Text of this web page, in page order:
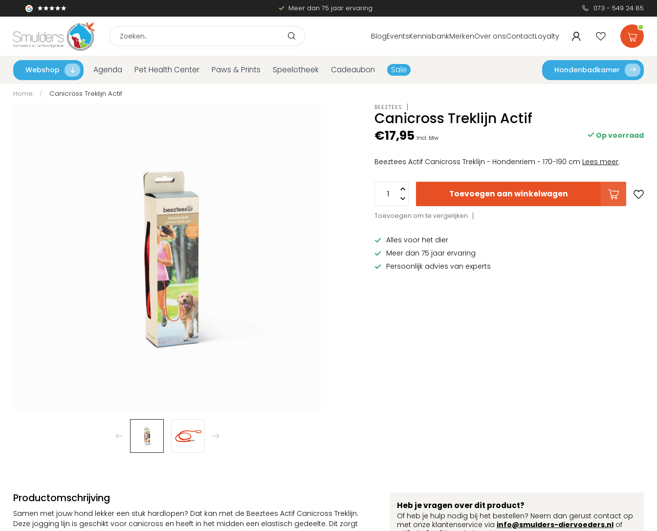
Meer dan 75 jaar ervaring 073 - 549 24 85
BlogEventsKennisbankMerkenOver onsContactLoyalty
Webshop Agenda Pet Health Center Paws & Prints Speelotheek Cadeaubon Sale Hondenbadkamer
Home / Canicross Treklijn Actif
BEEZTEES
Canicross Treklijn Actif
€17,95 Incl. btw Op voorraad
Beeztees Actif Canicross Treklijn - Hondenriem - 170-190 cm Lees meer.
Toevoegen aan winkelwagen
Toevoegen om te vergelijken
Alles voor het dier
Meer dan 75 jaar ervaring
Persoonlijk advies van experts
Productomschrijving
Samen met jouw hond lekker een stuk hardlopen? Dat kan met de Beeztees Actif Canicross Treklijn.
Deze jogging lijn is geschikt voor canicross en heeft in het midden een elastisch gedeelte. Dit zorgt
Heb je vragen over dit product?
Of heb je hulp nodig bij het bestellen? Neem dan gerust contact op
met onze klantenservice via info@smulders-diervoeders.nl of